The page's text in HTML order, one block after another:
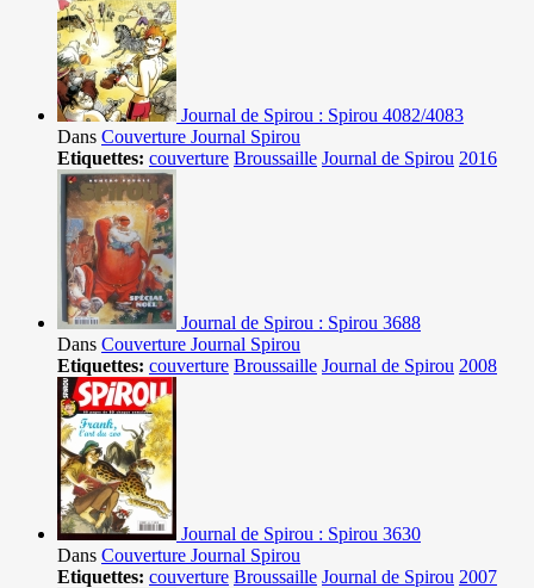
Journal de Spirou : Spirou 4082/4083
Dans Couverture Journal Spirou
Etiquettes: couverture Broussaille Journal de Spirou 2016
Journal de Spirou : Spirou 3688
Dans Couverture Journal Spirou
Etiquettes: couverture Broussaille Journal de Spirou 2008
Journal de Spirou : Spirou 3630
Dans Couverture Journal Spirou
Etiquettes: couverture Broussaille Journal de Spirou 2007